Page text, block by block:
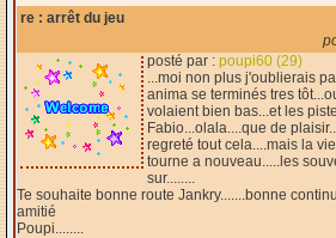
re : arrêt du jeu
posté par : poupi60 (29)
...moi non plus j'oublierais
anima se terminés tres
volaient bien bas...et les
Fabio...olala....que de
regreté tout cela....mais la
tourne a nouveau.....les
sur........
Te souhaite bonne route Jankry.......bonne
amitié
Poupi........